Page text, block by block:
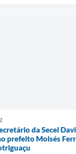
da Secel
prefeito Moisés